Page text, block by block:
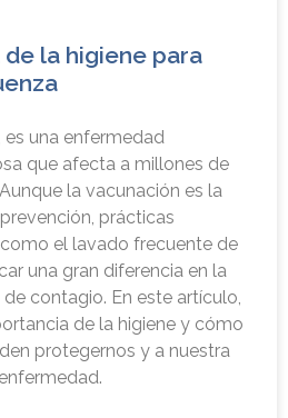
la higiene para
es una enfermedad
que afecta a millones de
la vacunación es la
prácticas
el lavado frecuente de
una gran diferencia en la
contagio. En este artículo,
de la higiene y cómo
protegernos y a nuestra